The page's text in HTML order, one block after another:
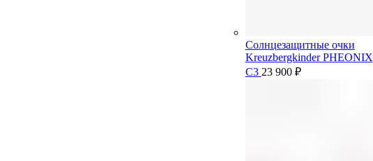
Солнцезащитные очки
Kreuzbergkinder PHEONIX
C3 23 900 ₽